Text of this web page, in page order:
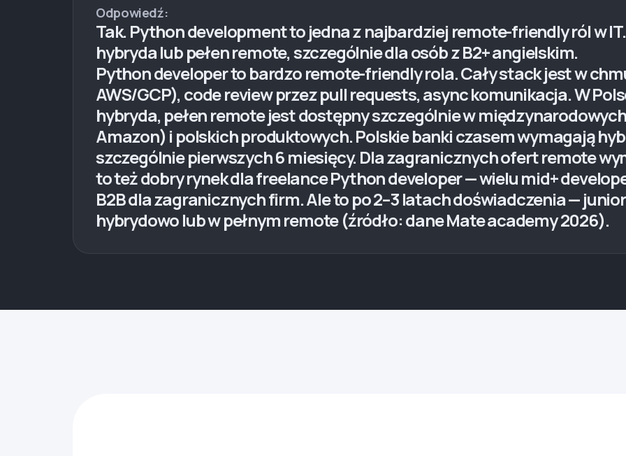
Odpowiedź:
Tak. Python development to jedna z najbardziej remote-friendly ról w
hybryda lub pełen remote, szczególnie dla osób z B2+ angielskim.
Python developer to bardzo remote-friendly rola. Cały stack jest w
AWS/GCP), code review przez pull requests, async komunikacja. W
hybryda, pełen remote jest dostępny szczególnie w
Amazon) i polskich produktowych. Polskie banki czasem wymagają
szczególnie pierwszych 6 miesięcy. Dla zagranicznych ofert remote
to też dobry rynek dla freelance Python developer — wielu mid+
B2B dla zagranicznych firm. Ale to po 2–3 latach doświadczenia —
hybrydowo lub w pełnym remote (źródło: dane Mate academy 2026).